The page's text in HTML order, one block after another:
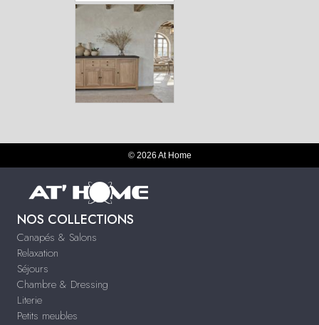
© 2026 At Home
NOS COLLECTIONS
Canapés & Salons
Relaxation
Séjours
Chambre & Dressing
Literie
Petits meubles